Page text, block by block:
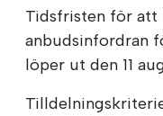
Tidsfristen för att
anbudsinfordran
löper ut den 11